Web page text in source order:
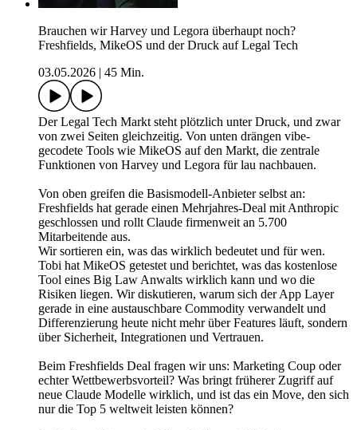
Brauchen wir Harvey und Legora überhaupt noch?
Freshfields, MikeOS und der Druck auf Legal Tech
03.05.2026
45 Min.
Der Legal Tech Markt steht plötzlich unter Druck, und zwar
von zwei Seiten gleichzeitig. Von unten drängen vibe-
gecodete Tools wie MikeOS auf den Markt, die zentrale
Funktionen von Harvey und Legora für lau nachbauen.
Von oben greifen die Basismodell-Anbieter selbst an:
Freshfields hat gerade einen Mehrjahres-Deal mit Anthropic
geschlossen und rollt Claude firmenweit an 5.700
Mitarbeitende aus.
Wir sortieren ein, was das wirklich bedeutet und für wen.
Tobi hat MikeOS getestet und berichtet, was das kostenlose
Tool eines Big Law Anwalts wirklich kann und wo die
Risiken liegen. Wir diskutieren, warum sich der App Layer
gerade in eine austauschbare Commodity verwandelt und
Differenzierung heute nicht mehr über Features läuft, sondern
über Sicherheit, Integrationen und Vertrauen.
Beim Freshfields Deal fragen wir uns: Marketing Coup oder
echter Wettbewerbsvorteil? Was bringt früherer Zugriff auf
neue Claude Modelle wirklich, und ist das ein Move, den sich
nur die Top 5 weltweit leisten können?